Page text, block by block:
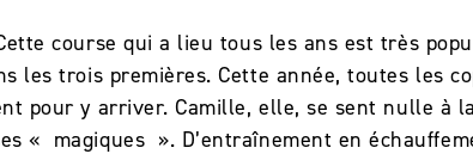
course qui a lieu tous les ans est très
les trois premières. Cette année, toutes les
pour y arriver. Camille, elle, se sent nulle à
« magiques ». D’entraînement en